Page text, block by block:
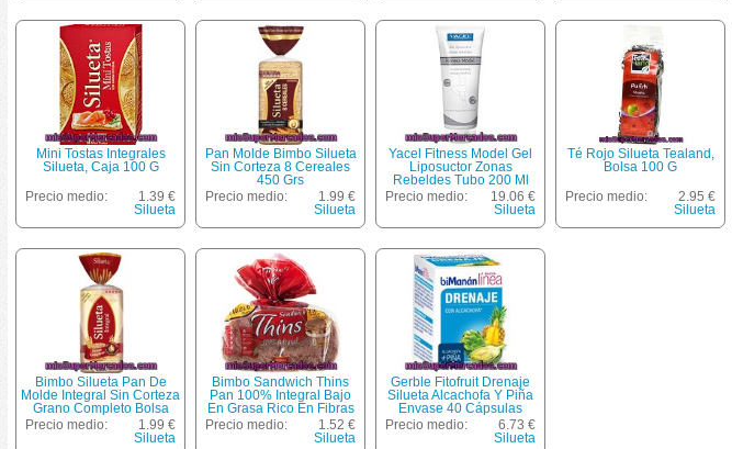
Mini Tostas Integrales
Silueta, Caja 100 G
Precio medio:
1.39 €
Silueta
Pan Molde Bimbo Silueta
Sin Corteza 8 Cereales
450 Grs
Precio medio:
1.99 €
Silueta
Yacel Fitness Model Gel
Liposuctor Zonas
Rebeldes Tubo 200 Ml
Esculpe La Silueta
Reduce Y Tonifica
Precio medio:
19.06 €
Silueta
Té Rojo Silueta Tealand,
Bolsa 100 G
Precio medio:
2.95 €
Silueta
Bimbo Silueta Pan De
Molde Integral Sin Corteza
Grano Completo Bolsa
450 G
Precio medio:
1.99 €
Silueta
Bimbo Sandwich Thins
Pan 100% Integral Bajo
En Grasa Rico En Fibras
Grano Completo 8
Unidades Bolsa 310 G
Precio medio:
1.52 €
Silueta
Gerble Fitofruit Drenaje
Silueta Alcachofa Y Piña
Envase 40 Cápsulas
Precio medio:
6.73 €
Silueta